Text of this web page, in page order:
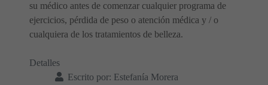
su médico antes de comenzar cualquier programa de
ejercicios, pérdida de peso o atención médica y / o
cualquiera de los tratamientos de belleza.
Detalles
Escrito por: Estefanía Morera